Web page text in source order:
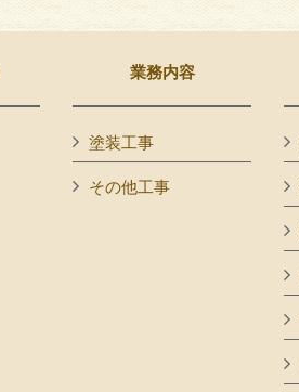
業務内容
塗装工事
その他工事